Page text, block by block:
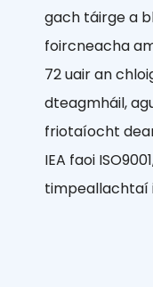
gach táirge a
foircneacha
72 uair an
dteagmháil,
friotaíocht
IEA faoi
timpeallachtaí